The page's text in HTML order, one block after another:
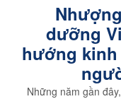
dưỡng
hướng
Những năm gần